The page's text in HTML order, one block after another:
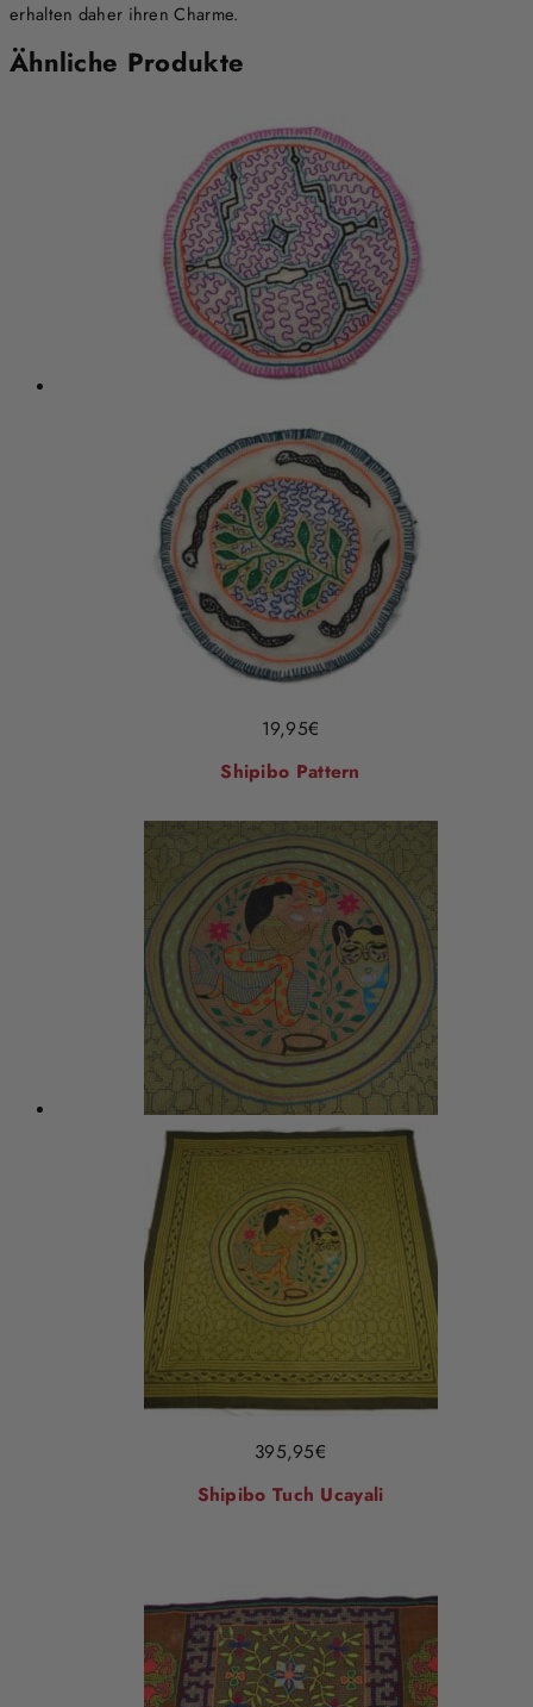
erhalten daher ihren Charme.
Ähnliche Produkte
19,95€
Shipibo Pattern
395,95€
Shipibo Tuch Ucayali